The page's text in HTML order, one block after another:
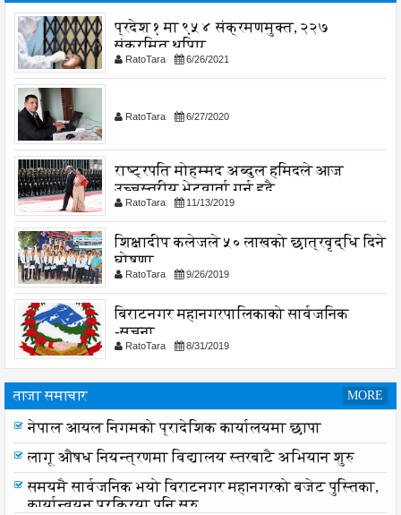
प्रदेश १ मा ९५४ संक्रमणमुक्त, २२७
संक्रमित थपिए
RatoTara 6/26/2021
RatoTara 6/27/2020
राष्ट्रपति मोहम्मद अब्दुल हमिदले आज
उच्चस्तरीय भेटवार्ता गर्नु हुदै,
RatoTara 11/13/2019
शिक्षादीप कलेजले ५० लाखको छात्रवृद्धि दिने
घोषणा
RatoTara 9/26/2019
बिराटनगर महानगरपालिकाको सार्वजनिक
-सुचना
RatoTara 8/31/2019
ताजा समाचार MORE
नेपाल आयल निगमको प्रादेशिक कार्यालयमा छापा
लागू औषध नियन्त्रणमा विद्यालय स्तरबाटै अभियान शुरु
समयमै सार्वजनिक भयो विराटनगर महानगरको बजेट पुस्तिका,
कार्यान्वयन प्रक्रिया पनि सुरु